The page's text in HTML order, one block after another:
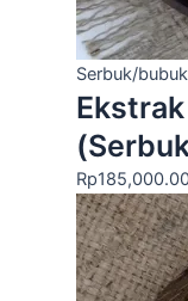
Serbuk/
Ekstrak
Rp